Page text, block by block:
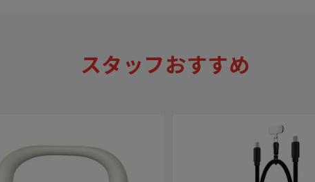
スタッフおすすめ